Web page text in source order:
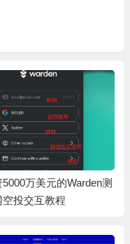
5000万美元的Warden测
空投交互教程